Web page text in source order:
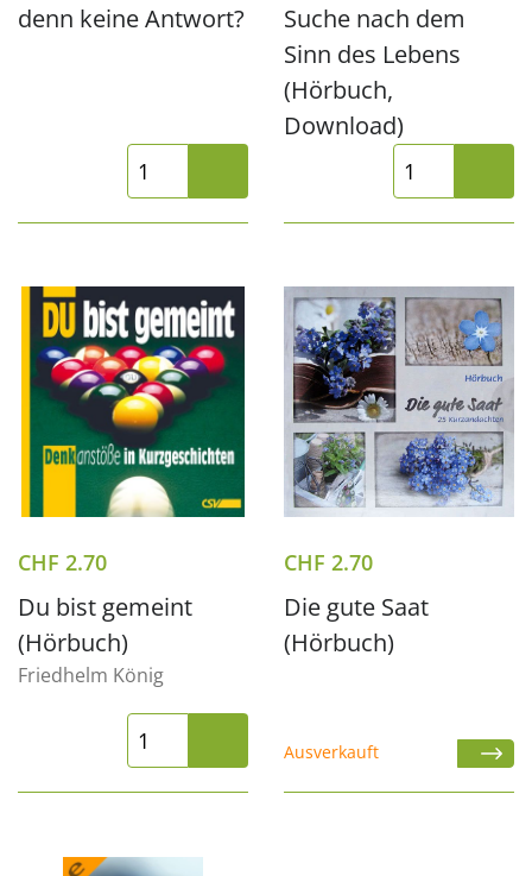
denn keine Antwort?
Suche nach dem
Sinn des Lebens
(Hörbuch,
Download)
CHF 2.70
Du bist gemeint
(Hörbuch)
Friedhelm König
CHF 2.70
Die gute Saat
(Hörbuch)
Ausverkauft